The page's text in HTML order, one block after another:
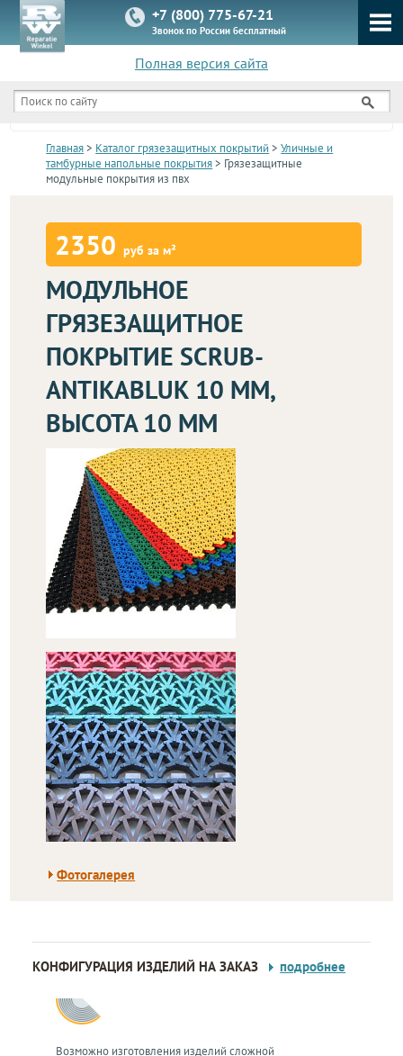
+7 (800) 775-67-21
Звонок по России бесплатный
Полная версия сайта
КАТАЛОГ
Главная> Каталог грязезащитных покрытий >Уличные и
тамбурные напольные покрытия> Грязезащитные
модульные покрытия из пвх
2350руб за м²
МОДУЛЬНОЕ
ГРЯЗЕЗАЩИТНОЕ
ПОКРЫТИЕ SCRUB-
ANTIKABLUK 10 ММ,
ВЫСОТА 10 ММ
Фотогалерея
КОНФИГУРАЦИЯ ИЗДЕЛИЙ НА ЗАКАЗ подробнее
Возможно изготовления изделий сложной